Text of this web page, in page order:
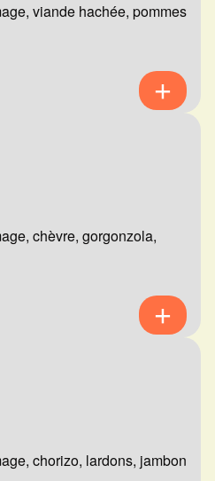
viande hachée, pommes
chèvre, gorgonzola,
chorizo, lardons, jambon